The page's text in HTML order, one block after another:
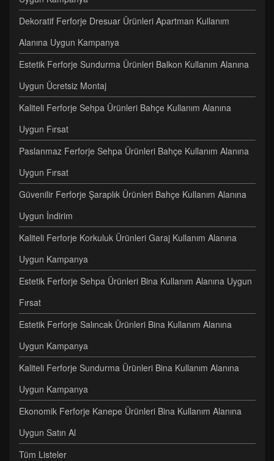
Dekoratif Ferforje Dresuar Ürünleri Apartman Kullanım
Alanına Uygun Kampanya
Estetik Ferforje Sundurma Ürünleri Balkon Kullanım Alanına
Uygun Ücretsiz Montaj
Kaliteli Ferforje Sehpa Ürünleri Bahçe Kullanım Alanına
Uygun Fırsat
Paslanmaz Ferforje Sehpa Ürünleri Bahçe Kullanım Alanına
Uygun Fırsat
Güvenilir Ferforje Şaraplık Ürünleri Bahçe Kullanım Alanına
Uygun İndirim
Kaliteli Ferforje Korkuluk Ürünleri Garaj Kullanım Alanına
Uygun Kampanya
Estetik Ferforje Sehpa Ürünleri Bina Kullanım Alanına Uygun
Fırsat
Estetik Ferforje Salıncak Ürünleri Bina Kullanım Alanına
Uygun Kampanya
Kaliteli Ferforje Sundurma Ürünleri Bina Kullanım Alanına
Uygun Kampanya
Ekonomik Ferforje Kanepe Ürünleri Bina Kullanım Alanına
Uygun Satın Al
Tüm Listeler